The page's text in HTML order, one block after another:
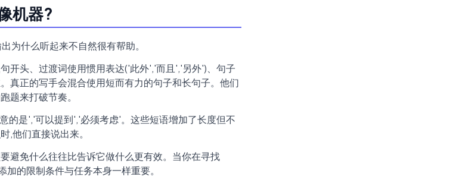
机器?
为什么听起来不自然很有帮助。
开头、过渡词使用惯用表达('此外','而且','另外')、句子
真正的写手会混合使用短而有力的句子和长句子。他们
题来打破节奏。
的是','可以提到','必须考虑'。这些短语增加了长度但不
,他们直接说出来。
避免什么往往比告诉它做什么更有效。当你在寻找
的限制条件与任务本身一样重要。